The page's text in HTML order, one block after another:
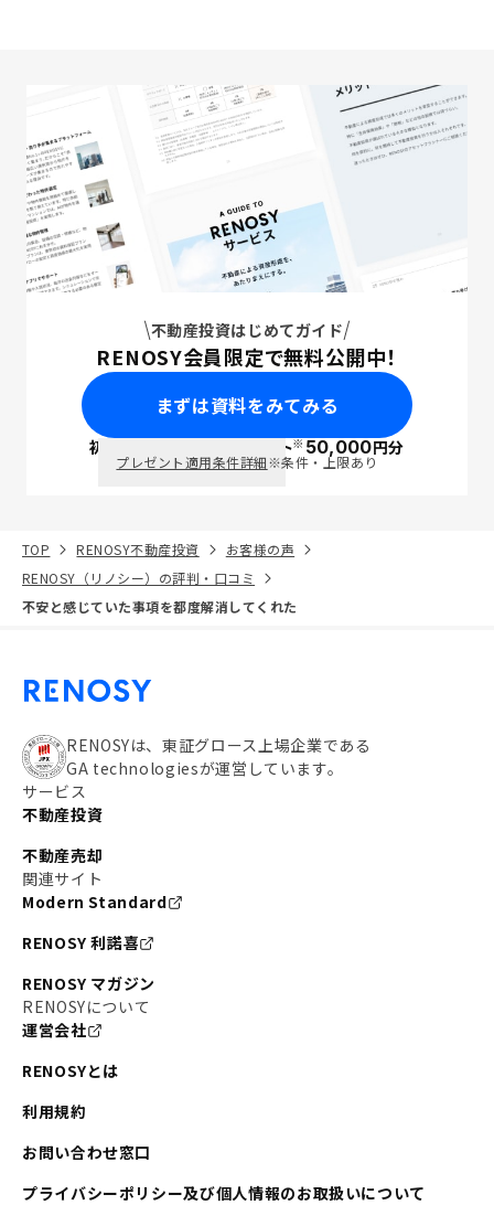
不動産投資はじめてガイド
RENOSY会員限定で無料公開中！
まずは資料をみてみる
初回面談で ポイント※50,000円分
プレゼント適用条件詳細※条件・上限あり
TOP RENOSY不動産投資
お客様の声
RENOSY（リノシー）の評判・口コミ
不安と感じていた事項を都度解消してくれた
RENOSYは、東証グロース上場企業である
GA technologiesが運営しています。
サービス
不動産投資
不動産売却
関連サイト
Modern Standard
RENOSY 利諾喜
RENOSY マガジン
RENOSYについて
運営会社
RENOSYとは
利用規約
お問い合わせ窓口
プライバシーポリシー及び個人情報のお取扱いについて